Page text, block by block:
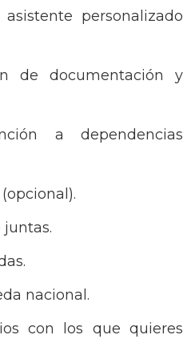
personalizado
documentación y
dependencias
nacional.
con los que quieres